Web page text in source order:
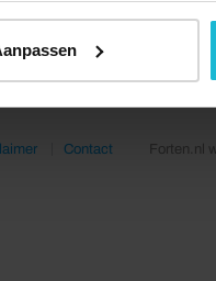
Contact Forten.nl